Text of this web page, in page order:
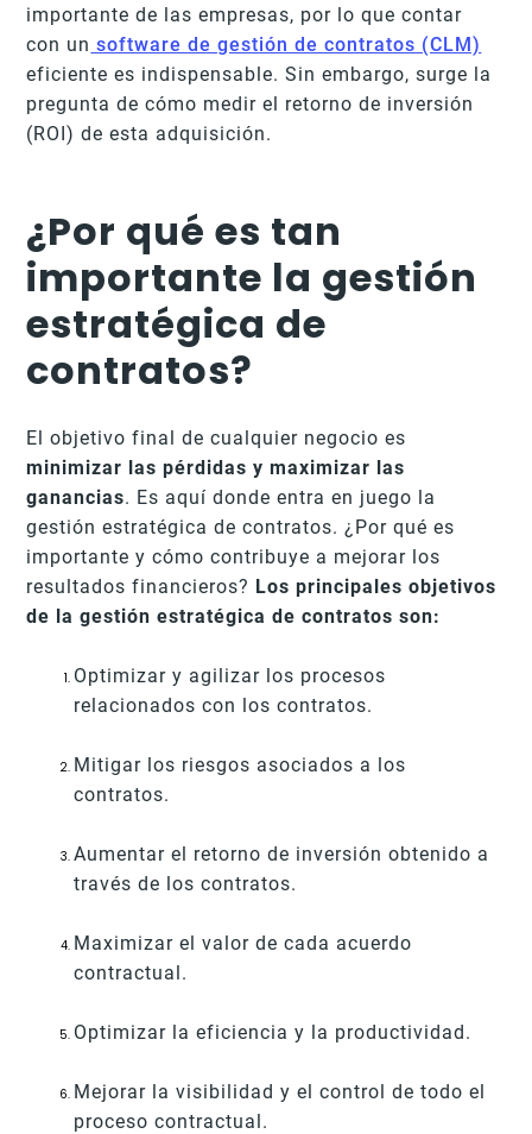
importante de las empresas, por lo que contar
con un software de gestión de contratos (CLM)
eficiente es indispensable. Sin embargo, surge la
pregunta de cómo medir el retorno de inversión
(ROI) de esta adquisición.
¿Por qué es tan
importante la gestión
estratégica de
contratos?
El objetivo final de cualquier negocio es
minimizar las pérdidas y maximizar las
ganancias. Es aquí donde entra en juego la
gestión estratégica de contratos. ¿Por qué es
importante y cómo contribuye a mejorar los
resultados financieros? Los principales objetivos
de la gestión estratégica de contratos son:
Optimizar y agilizar los procesos
relacionados con los contratos.
Mitigar los riesgos asociados a los
contratos.
Aumentar el retorno de inversión obtenido a
través de los contratos.
Maximizar el valor de cada acuerdo
contractual.
Optimizar la eficiencia y la productividad.
Mejorar la visibilidad y el control de todo el
proceso contractual.